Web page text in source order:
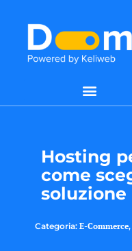
Hosting
come
Categoria: E-Commerce,